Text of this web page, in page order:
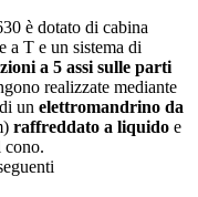
è dotato di cabina
a T e un sistema di
a 5 assi sulle parti
realizzate mediante
un elettromandrino da
raffreddato a liquido e
cono.